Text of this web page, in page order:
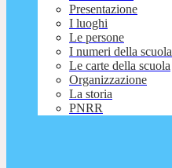
Presentazione
I luoghi
Le persone
I numeri della scuola
Le carte della scuola
Organizzazione
La storia
PNRR